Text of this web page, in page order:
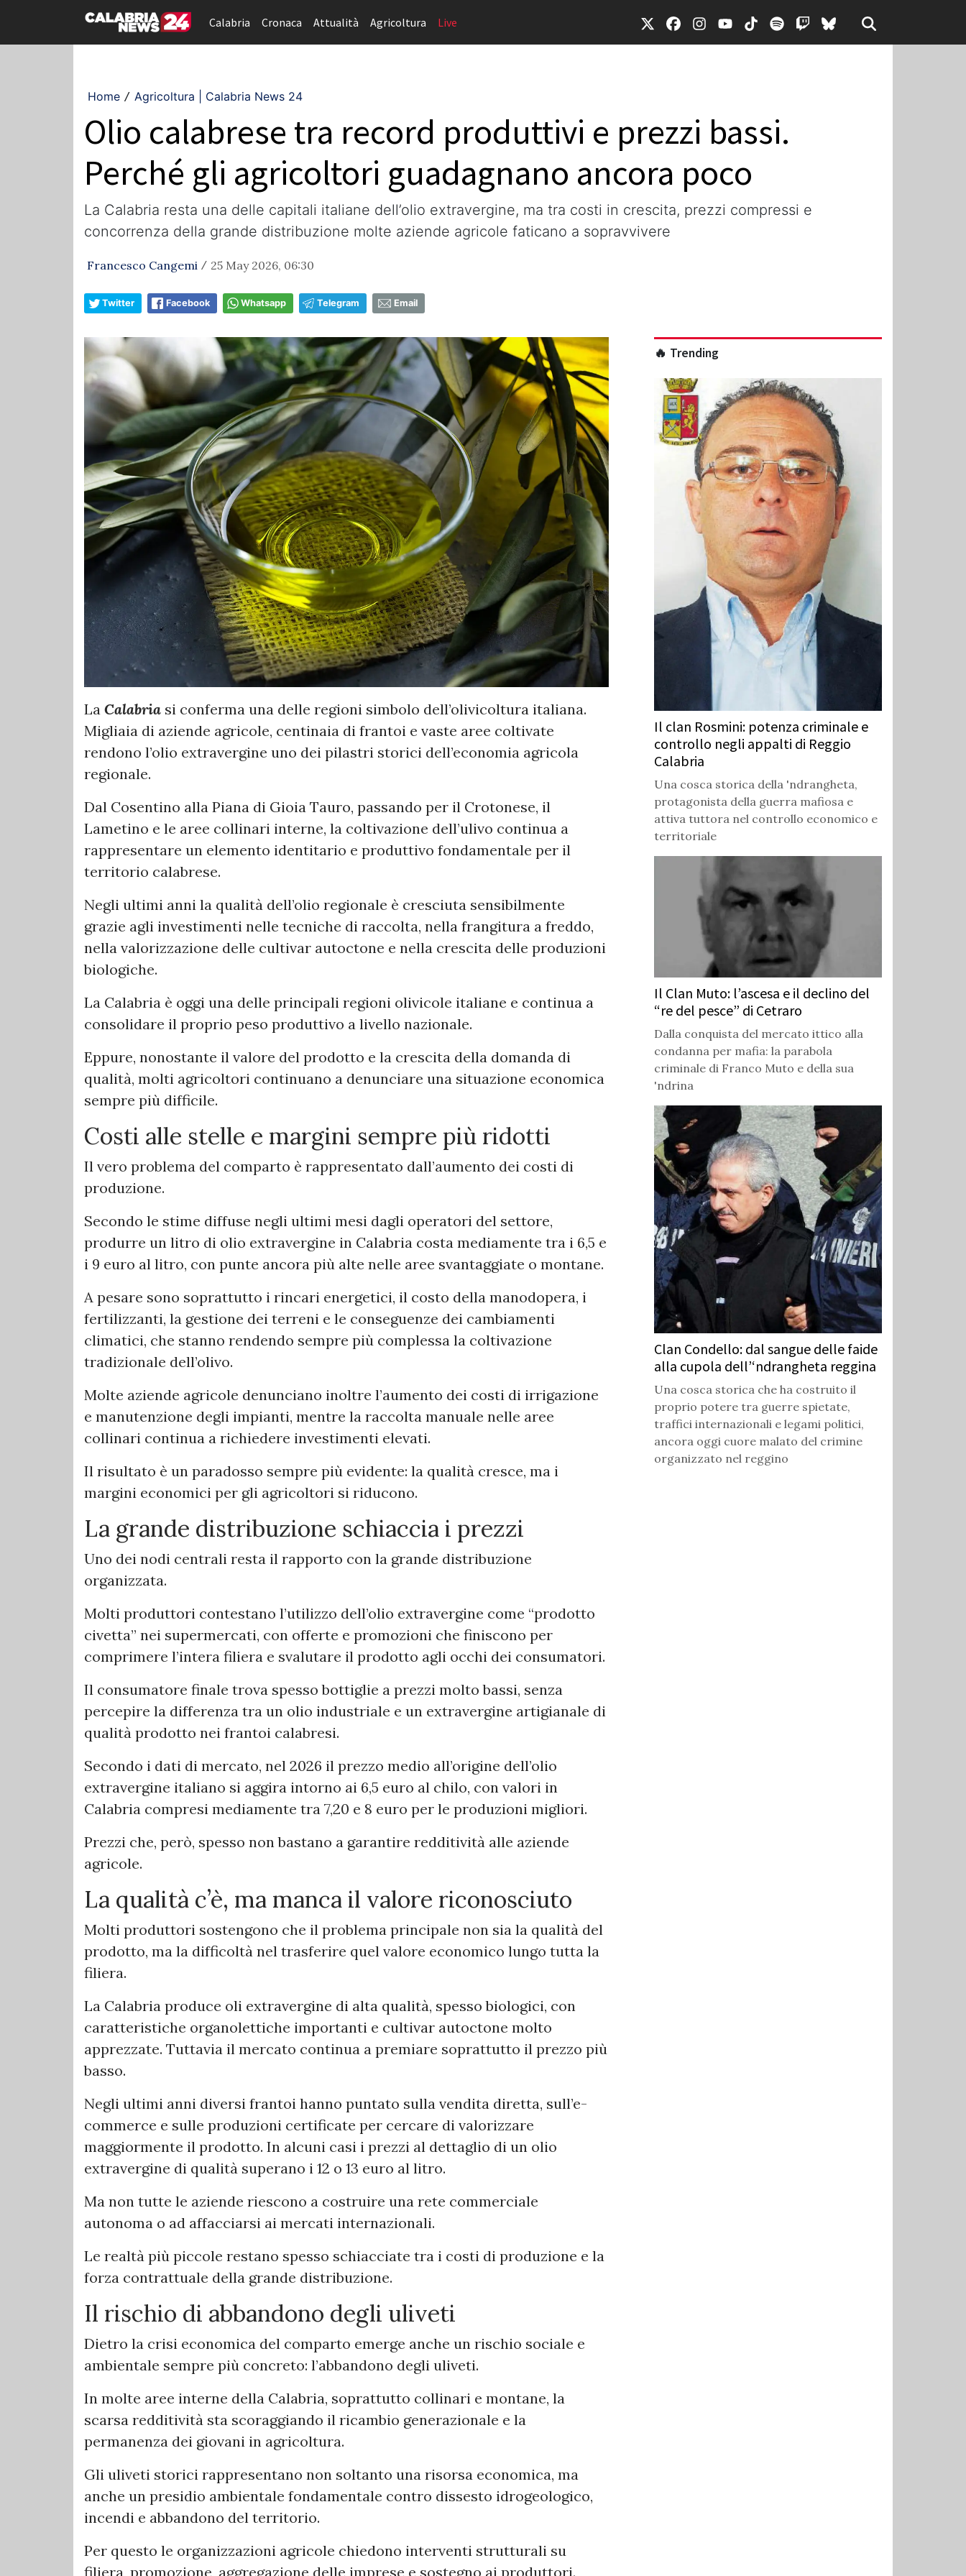
Calabria Cronaca Attualità Agricoltura Live
Home / Agricoltura | Calabria News 24
Olio calabrese tra record produttivi e prezzi bassi.
Perché gli agricoltori guadagnano ancora poco
La Calabria resta una delle capitali italiane dell’olio extravergine, ma tra costi in crescita, prezzi compressi e
concorrenza della grande distribuzione molte aziende agricole faticano a sopravvivere
Francesco Cangemi / 25 May 2026, 06:30
Twitter Facebook Whatsapp Telegram Email
La Calabria si conferma una delle regioni simbolo dell’olivicoltura italiana.
Migliaia di aziende agricole, centinaia di frantoi e vaste aree coltivate
rendono l’olio extravergine uno dei pilastri storici dell’economia agricola
regionale.
Dal Cosentino alla Piana di Gioia Tauro, passando per il Crotonese, il
Lametino e le aree collinari interne, la coltivazione dell’ulivo continua a
rappresentare un elemento identitario e produttivo fondamentale per il
territorio calabrese.
Negli ultimi anni la qualità dell’olio regionale è cresciuta sensibilmente
grazie agli investimenti nelle tecniche di raccolta, nella frangitura a freddo,
nella valorizzazione delle cultivar autoctone e nella crescita delle produzioni
biologiche.
La Calabria è oggi una delle principali regioni olivicole italiane e continua a
consolidare il proprio peso produttivo a livello nazionale.
Eppure, nonostante il valore del prodotto e la crescita della domanda di
qualità, molti agricoltori continuano a denunciare una situazione economica
sempre più difficile.
Costi alle stelle e margini sempre più ridotti
Il vero problema del comparto è rappresentato dall’aumento dei costi di
produzione.
Secondo le stime diffuse negli ultimi mesi dagli operatori del settore,
produrre un litro di olio extravergine in Calabria costa mediamente tra i 6,5 e
i 9 euro al litro, con punte ancora più alte nelle aree svantaggiate o montane.
A pesare sono soprattutto i rincari energetici, il costo della manodopera, i
fertilizzanti, la gestione dei terreni e le conseguenze dei cambiamenti
climatici, che stanno rendendo sempre più complessa la coltivazione
tradizionale dell’olivo.
Molte aziende agricole denunciano inoltre l’aumento dei costi di irrigazione
e manutenzione degli impianti, mentre la raccolta manuale nelle aree
collinari continua a richiedere investimenti elevati.
Il risultato è un paradosso sempre più evidente: la qualità cresce, ma i
margini economici per gli agricoltori si riducono.
La grande distribuzione schiaccia i prezzi
Uno dei nodi centrali resta il rapporto con la grande distribuzione
organizzata.
Molti produttori contestano l’utilizzo dell’olio extravergine come “prodotto
civetta” nei supermercati, con offerte e promozioni che finiscono per
comprimere l’intera filiera e svalutare il prodotto agli occhi dei consumatori.
Il consumatore finale trova spesso bottiglie a prezzi molto bassi, senza
percepire la differenza tra un olio industriale e un extravergine artigianale di
qualità prodotto nei frantoi calabresi.
Secondo i dati di mercato, nel 2026 il prezzo medio all’origine dell’olio
extravergine italiano si aggira intorno ai 6,5 euro al chilo, con valori in
Calabria compresi mediamente tra 7,20 e 8 euro per le produzioni migliori.
Prezzi che, però, spesso non bastano a garantire redditività alle aziende
agricole.
La qualità c’è, ma manca il valore riconosciuto
Molti produttori sostengono che il problema principale non sia la qualità del
prodotto, ma la difficoltà nel trasferire quel valore economico lungo tutta la
filiera.
La Calabria produce oli extravergine di alta qualità, spesso biologici, con
caratteristiche organolettiche importanti e cultivar autoctone molto
apprezzate. Tuttavia il mercato continua a premiare soprattutto il prezzo più
basso.
Negli ultimi anni diversi frantoi hanno puntato sulla vendita diretta, sull’e-
commerce e sulle produzioni certificate per cercare di valorizzare
maggiormente il prodotto. In alcuni casi i prezzi al dettaglio di un olio
extravergine di qualità superano i 12 o 13 euro al litro.
Ma non tutte le aziende riescono a costruire una rete commerciale
autonoma o ad affacciarsi ai mercati internazionali.
Le realtà più piccole restano spesso schiacciate tra i costi di produzione e la
forza contrattuale della grande distribuzione.
Il rischio di abbandono degli uliveti
Dietro la crisi economica del comparto emerge anche un rischio sociale e
ambientale sempre più concreto: l’abbandono degli uliveti.
In molte aree interne della Calabria, soprattutto collinari e montane, la
scarsa redditività sta scoraggiando il ricambio generazionale e la
permanenza dei giovani in agricoltura.
Gli uliveti storici rappresentano non soltanto una risorsa economica, ma
anche un presidio ambientale fondamentale contro dissesto idrogeologico,
incendi e abbandono del territorio.
Per questo le organizzazioni agricole chiedono interventi strutturali su
filiera, promozione, aggregazione delle imprese e sostegno ai produttori.
🔥 Trending
Il clan Rosmini: potenza criminale e
controllo negli appalti di Reggio
Calabria
Una cosca storica della 'ndrangheta,
protagonista della guerra mafiosa e
attiva tuttora nel controllo economico e
territoriale
Il Clan Muto: l’ascesa e il declino del
“re del pesce” di Cetraro
Dalla conquista del mercato ittico alla
condanna per mafia: la parabola
criminale di Franco Muto e della sua
'ndrina
Clan Condello: dal sangue delle faide
alla cupola dell’‘ndrangheta reggina
Una cosca storica che ha costruito il
proprio potere tra guerre spietate,
traffici internazionali e legami politici,
ancora oggi cuore malato del crimine
organizzato nel reggino